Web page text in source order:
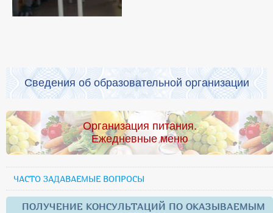
Сведения об образовательной организации
Организация питания.
Ежедневные меню
ЧАСТО ЗАДАВАЕМЫЕ ВОПРОСЫ
ПОЛУЧЕНИЕ КОНСУЛЬТАЦИЙ ПО ОКАЗЫВАЕМЫМ